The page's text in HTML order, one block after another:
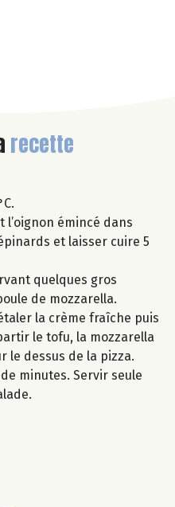
recette
l’oignon émincé dans
et laisser cuire 5
quelques gros
de mozzarella.
la crème fraîche puis
le tofu, la mozzarella
le dessus de la pizza.
minutes. Servir seule